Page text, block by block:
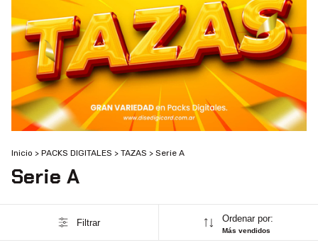
Inicio > PACKS DIGITALES > TAZAS > Serie A
Serie A
Filtrar Ordenar por:
Más vendidos